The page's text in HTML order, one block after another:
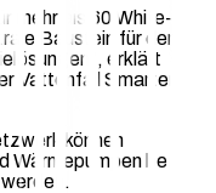
mehr als 60 White-
Baustein für den
erklärt
Vattenfall Smarter
können
Wärmepumpen bei